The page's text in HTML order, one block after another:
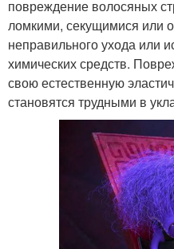
повреждение волосяных
ломкими, секущимися или
неправильного ухода или
химических средств.
свою естественную
становятся трудными в